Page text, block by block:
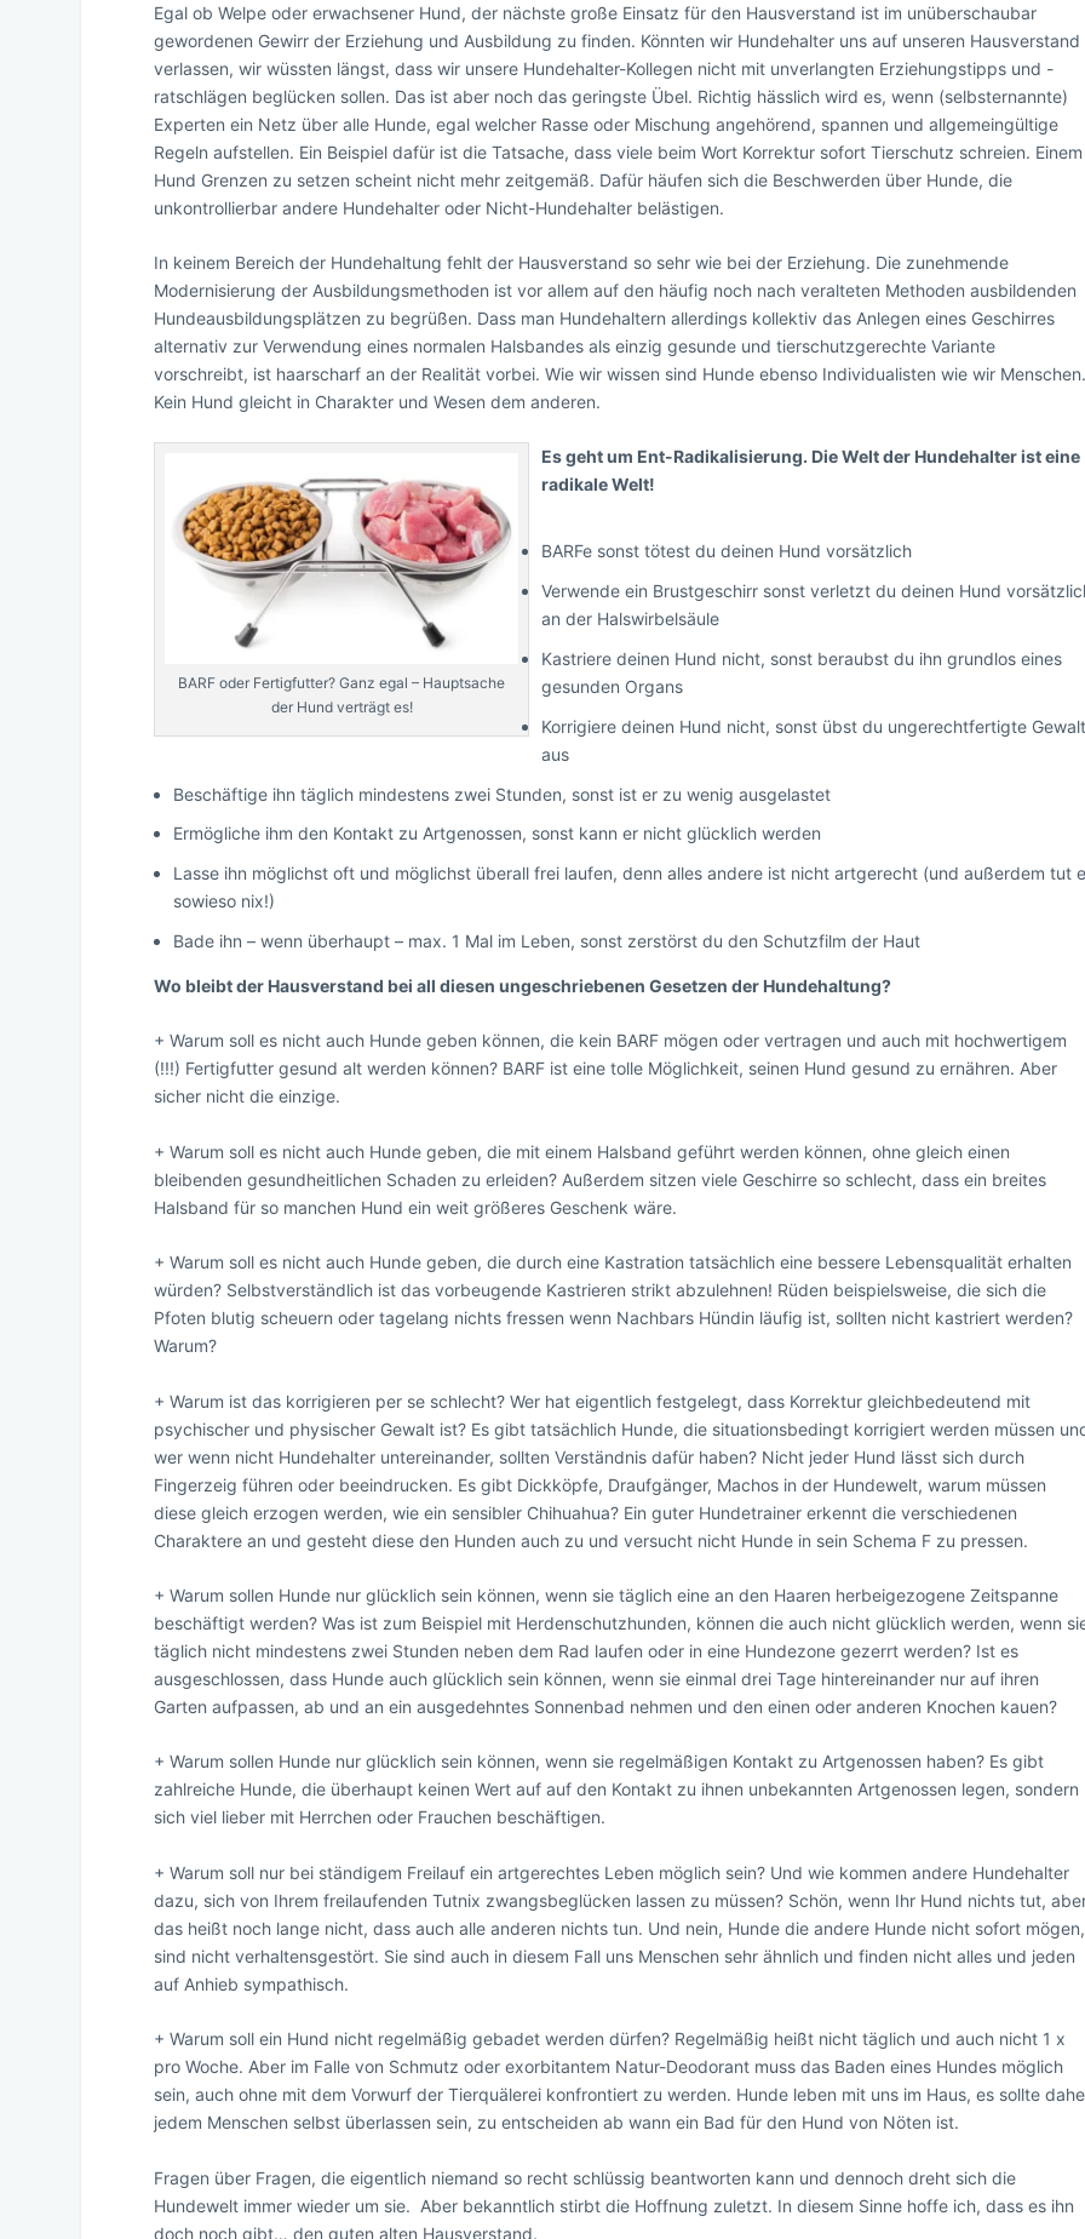
Egal ob Welpe oder erwachsener Hund, der nächste große Einsatz für den Hausverstand ist im unüberschaubar
gewordenen Gewirr der Erziehung und Ausbildung zu finden. Könnten wir Hundehalter uns auf unseren Hausverstand
verlassen, wir wüssten längst, dass wir unsere Hundehalter-Kollegen nicht mit unverlangten Erziehungstipps und -
ratschlägen beglücken sollen. Das ist aber noch das geringste Übel. Richtig hässlich wird es, wenn (selbsternannte)
Experten ein Netz über alle Hunde, egal welcher Rasse oder Mischung angehörend, spannen und allgemeingültige
Regeln aufstellen. Ein Beispiel dafür ist die Tatsache, dass viele beim Wort Korrektur sofort Tierschutz schreien. Einem
Hund Grenzen zu setzen scheint nicht mehr zeitgemäß. Dafür häufen sich die Beschwerden über Hunde, die
unkontrollierbar andere Hundehalter oder Nicht-Hundehalter belästigen.
In keinem Bereich der Hundehaltung fehlt der Hausverstand so sehr wie bei der Erziehung. Die zunehmende
Modernisierung der Ausbildungsmethoden ist vor allem auf den häufig noch nach veralteten Methoden ausbildenden
Hundeausbildungsplätzen zu begrüßen. Dass man Hundehaltern allerdings kollektiv das Anlegen eines Geschirres
alternativ zur Verwendung eines normalen Halsbandes als einzig gesunde und tierschutzgerechte Variante
vorschreibt, ist haarscharf an der Realität vorbei. Wie wir wissen sind Hunde ebenso Individualisten wie wir
Kein Hund gleicht in Charakter und Wesen dem anderen.
BARF oder Fertigfutter? Ganz egal – Hauptsache
der Hund verträgt es!
Es geht um Ent-Radikalisierung. Die Welt der Hundehalter ist eine
radikale Welt!
BARFe sonst tötest du deinen Hund vorsätzlich
Verwende ein Brustgeschirr sonst verletzt du deinen Hund
an der Halswirbelsäule
Kastriere deinen Hund nicht, sonst beraubst du ihn grundlos eines
gesunden Organs
Korrigiere deinen Hund nicht, sonst übst du ungerechtfertigte
aus
Beschäftige ihn täglich mindestens zwei Stunden, sonst ist er zu wenig ausgelastet
Ermögliche ihm den Kontakt zu Artgenossen, sonst kann er nicht glücklich werden
Lasse ihn möglichst oft und möglichst überall frei laufen, denn alles andere ist nicht artgerecht (und außerdem tut
sowieso nix!)
Bade ihn – wenn überhaupt – max. 1 Mal im Leben, sonst zerstörst du den Schutzfilm der Haut
Wo bleibt der Hausverstand bei all diesen ungeschriebenen Gesetzen der Hundehaltung?
+ Warum soll es nicht auch Hunde geben können, die kein BARF mögen oder vertragen und auch mit hochwertigem
(!!!) Fertigfutter gesund alt werden können? BARF ist eine tolle Möglichkeit, seinen Hund gesund zu ernähren. Aber
sicher nicht die einzige.
+ Warum soll es nicht auch Hunde geben, die mit einem Halsband geführt werden können, ohne gleich einen
bleibenden gesundheitlichen Schaden zu erleiden? Außerdem sitzen viele Geschirre so schlecht, dass ein breites
Halsband für so manchen Hund ein weit größeres Geschenk wäre.
+ Warum soll es nicht auch Hunde geben, die durch eine Kastration tatsächlich eine bessere Lebensqualität erhalten
würden? Selbstverständlich ist das vorbeugende Kastrieren strikt abzulehnen! Rüden beispielsweise, die sich die
Pfoten blutig scheuern oder tagelang nichts fressen wenn Nachbars Hündin läufig ist, sollten nicht kastriert werden?
Warum?
+ Warum ist das korrigieren per se schlecht? Wer hat eigentlich festgelegt, dass Korrektur gleichbedeutend mit
psychischer und physischer Gewalt ist? Es gibt tatsächlich Hunde, die situationsbedingt korrigiert werden müssen
wer wenn nicht Hundehalter untereinander, sollten Verständnis dafür haben? Nicht jeder Hund lässt sich durch
Fingerzeig führen oder beeindrucken. Es gibt Dickköpfe, Draufgänger, Machos in der Hundewelt, warum müssen
diese gleich erzogen werden, wie ein sensibler Chihuahua? Ein guter Hundetrainer erkennt die verschiedenen
Charaktere an und gesteht diese den Hunden auch zu und versucht nicht Hunde in sein Schema F zu pressen.
+ Warum sollen Hunde nur glücklich sein können, wenn sie täglich eine an den Haaren herbeigezogene Zeitspanne
beschäftigt werden? Was ist zum Beispiel mit Herdenschutzhunden, können die auch nicht glücklich werden, wenn
täglich nicht mindestens zwei Stunden neben dem Rad laufen oder in eine Hundezone gezerrt werden? Ist es
ausgeschlossen, dass Hunde auch glücklich sein können, wenn sie einmal drei Tage hintereinander nur auf ihren
Garten aufpassen, ab und an ein ausgedehntes Sonnenbad nehmen und den einen oder anderen Knochen kauen?
+ Warum sollen Hunde nur glücklich sein können, wenn sie regelmäßigen Kontakt zu Artgenossen haben? Es gibt
zahlreiche Hunde, die überhaupt keinen Wert auf auf den Kontakt zu ihnen unbekannten Artgenossen legen, sondern
sich viel lieber mit Herrchen oder Frauchen beschäftigen.
+ Warum soll nur bei ständigem Freilauf ein artgerechtes Leben möglich sein? Und wie kommen andere Hundehalter
dazu, sich von Ihrem freilaufenden Tutnix zwangsbeglücken lassen zu müssen? Schön, wenn Ihr Hund nichts tut,
das heißt noch lange nicht, dass auch alle anderen nichts tun. Und nein, Hunde die andere Hunde nicht sofort mögen,
sind nicht verhaltensgestört. Sie sind auch in diesem Fall uns Menschen sehr ähnlich und finden nicht alles und jeden
auf Anhieb sympathisch.
+ Warum soll ein Hund nicht regelmäßig gebadet werden dürfen? Regelmäßig heißt nicht täglich und auch nicht 1 x
pro Woche. Aber im Falle von Schmutz oder exorbitantem Natur-Deodorant muss das Baden eines Hundes möglich
sein, auch ohne mit dem Vorwurf der Tierquälerei konfrontiert zu werden. Hunde leben mit uns im Haus, es sollte
jedem Menschen selbst überlassen sein, zu entscheiden ab wann ein Bad für den Hund von Nöten ist.
Fragen über Fragen, die eigentlich niemand so recht schlüssig beantworten kann und dennoch dreht sich die
Hundewelt immer wieder um sie. Aber bekanntlich stirbt die Hoffnung zuletzt. In diesem Sinne hoffe ich, dass es ihn
doch noch gibt… den guten alten Hausverstand.